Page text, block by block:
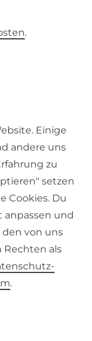
.
AGB
Einige
andere uns
zu
setzen
Cookies. Du
anpassen und
von uns
als
.